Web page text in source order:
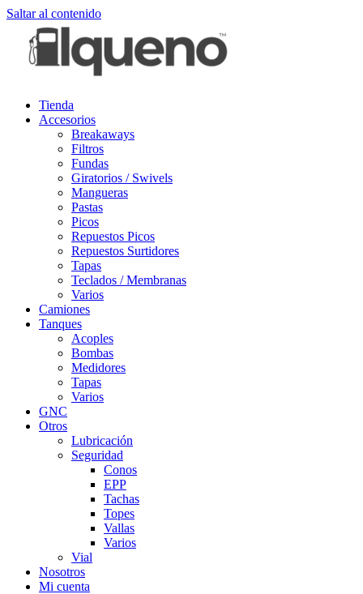
Saltar al contenido
Tienda
Accesorios
Breakaways
Filtros
Fundas
Giratorios / Swivels
Mangueras
Pastas
Picos
Repuestos Picos
Repuestos Surtidores
Tapas
Teclados / Membranas
Varios
Camiones
Tanques
Acoples
Bombas
Medidores
Tapas
Varios
GNC
Otros
Lubricación
Seguridad
Conos
EPP
Tachas
Topes
Vallas
Varios
Vial
Nosotros
Mi cuenta